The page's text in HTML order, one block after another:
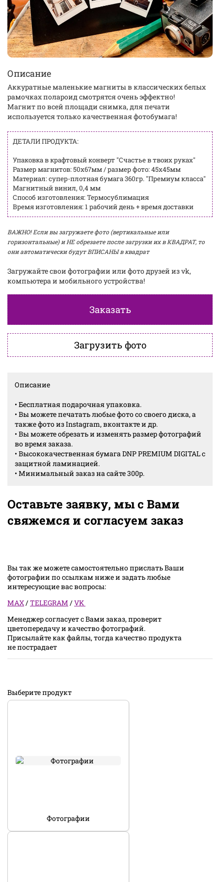
Описание
Аккуратные маленькие магниты в классических белых
рамочках полароид смотрятся очень эффектно!
Магнит по всей площади снимка, для печати
используется только качественная фотобумага!
ДЕТАЛИ ПРОДУКТА:
Упаковка в крафтовый конверт "Счастье в твоих руках"
Размер магнитов: 50х67мм / размер фото: 45х45мм
Материал: супер-плотная бумага 360гр. "Премиум класса"
Магнитный винил, 0,4 мм
Способ изготовления: Термосублимация
Время изготовления: 1 рабочий день + время доставки
ВАЖНО! Если вы загружаете фото (вертикальные или
горизонтальные) и НЕ обрезаете после загрузки их в КВАДРАТ, то
они автоматически будут ВПИСАНЫ в квадрат
Загружайте свои фотографии или фото друзей из vk,
компьютера и мобильного устройства!
Заказать
Загрузить фото
Описание
• Бесплатная подарочная упаковка.
• Вы можете печатать любые фото со своего диска, а
также фото из Instagram, вконтакте и др.
• Вы можете обрезать и изменять размер фотографий
во время заказа.
• Высококачественная бумага DNP PREMIUM DIGITAL с
защитной ламинацией.
• Минимальный заказ на сайте 300р.
Оставьте заявку, мы с Вами
свяжемся и согласуем заказ
Вы так же можете самостоятельно прислать Ваши
фотографии по ссылкам ниже и задать любые
интересующие вас вопросы:
MAX/TELEGRAM /VK
Менеджер согласует с Вами заказ, проверит
цветопередачу и качество фотографий.
Присылайте как файлы, тогда качество продукта
не пострадает
Выберите продукт
Фотографии